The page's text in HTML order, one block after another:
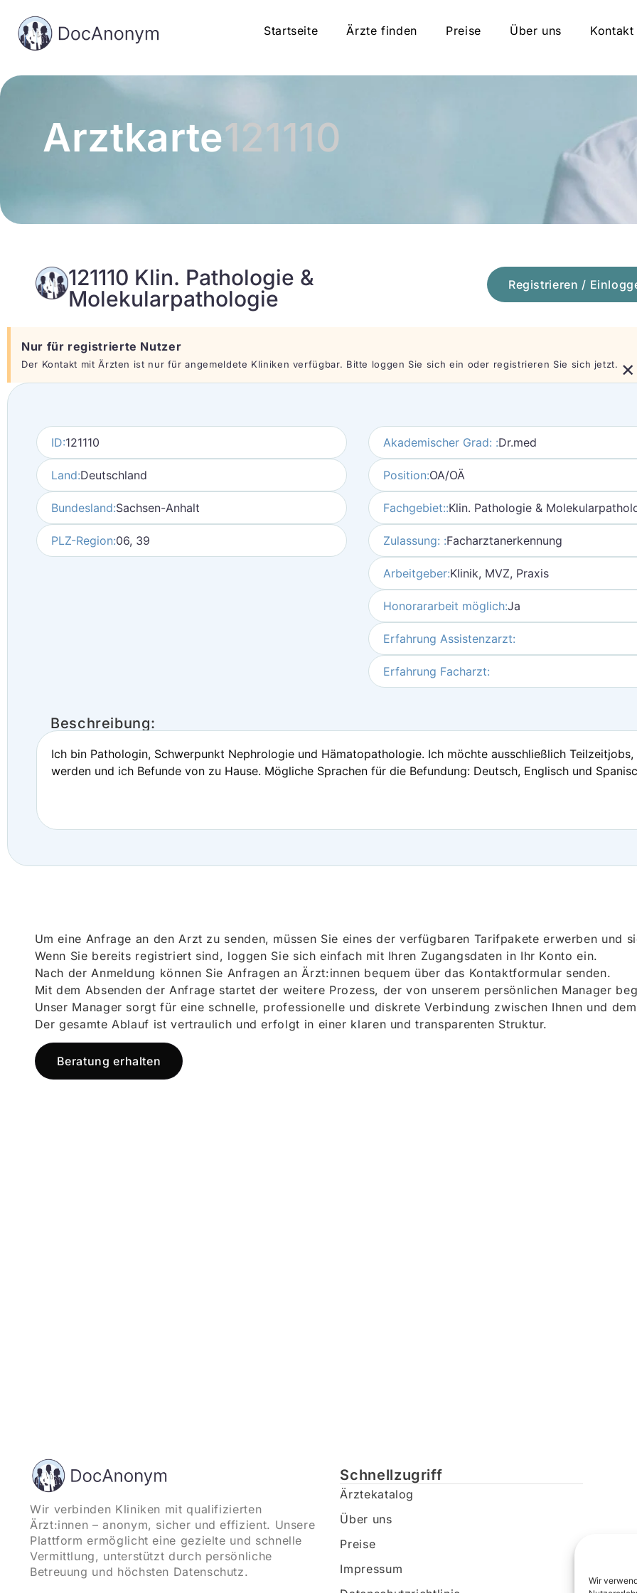
Wir
Startseite Ärzte finden Preise Über uns Kontakt
Arztkarte121110
121110 Klin. Pathologie &
Molekularpathologie
Registrieren /
Nur für registrierte Nutzer
Der Kontakt mit Ärzten ist nur für angemeldete Kliniken verfügbar. Bitte loggen Sie sich ein oder registrieren Sie sich jetzt. ×
ID:121110
Land:Deutschland
Bundesland:Sachsen-Anhalt
PLZ-Region:06, 39
Akademischer Grad: :Dr.med
Position:OA/OÄ
Fachgebiet::Klin. Pathologie &
Zulassung: :Facharztanerkennung
Arbeitgeber:Klinik, MVZ, Praxis
Honorararbeit möglich:Ja
Erfahrung Assistenzarzt:
Erfahrung Facharzt:
Beschreibung:
Ich bin Pathologin, Schwerpunkt Nephrologie und Hämatopathologie. Ich möchte ausschließlich
werden und ich Befunde von zu Hause. Mögliche Sprachen für die Befundung: Deutsch, Englisch und
Um eine Anfrage an den Arzt zu senden, müssen Sie eines der verfügbaren Tarifpakete erwerben und
Wenn Sie bereits registriert sind, loggen Sie sich einfach mit Ihren Zugangsdaten in Ihr Konto ein.
Nach der Anmeldung können Sie Anfragen an Ärzt:innen bequem über das Kontaktformular senden.
Mit dem Absenden der Anfrage startet der weitere Prozess, der von unserem persönlichen Manager
Unser Manager sorgt für eine schnelle, professionelle und diskrete Verbindung zwischen Ihnen und
Der gesamte Ablauf ist vertraulich und erfolgt in einer klaren und transparenten Struktur.
Beratung erhalten
Wir verbinden Kliniken mit qualifizierten
Ärzt:innen – anonym, sicher und effizient. Unsere
Plattform ermöglicht eine gezielte und schnelle
Vermittlung, unterstützt durch persönliche
Betreuung und höchsten Datenschutz.
Schnellzugriff
Ärztekatalog
Über uns
Preise
Impressum